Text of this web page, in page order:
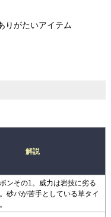
りがたいアイテム
解説
ンその1。威力は岩技に劣る
砂パが苦手としている草タイ